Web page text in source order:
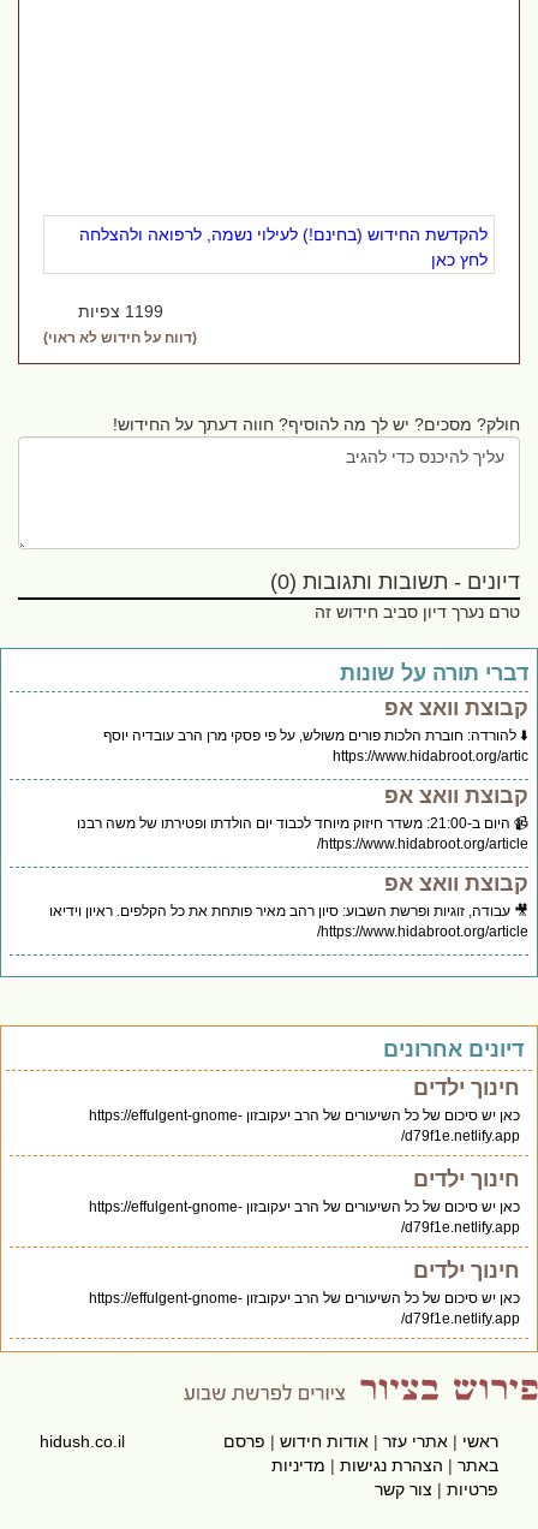
להקדשת החידוש (בחינם!) לעילוי נשמה, לרפואה ולהצלחה
לחץ כאן
1199 צפיות
(דווח על חידוש לא ראוי)
חולק? מסכים? יש לך מה להוסיף? חווה דעתך על החידוש!
דיונים - תשובות ותגובות (0)
טרם נערך דיון סביב חידוש זה
תורה על שונות
וואצ אפ
להורדה: חוברת הלכות פורים משולש, על פי פסקי מרן הרב עובדיה יוסף
https://www.hidabroot.org/
וואצ אפ
📹 היום ב-21:00: משדר חיזוק מיוחד לכבוד יום הולדתו ופטירתו של משה רבנו
https://www.hidabroot.org/
וואצ אפ
עבודה, זוגיות ופרשת השבוע: סיון רהב מאיר פותחת את כל הקלפים. ראיון וידיאו
https://www.hidabroot.org/
אחרונים
חינוך ילדים
כאן יש סיכום של כל השיעורים של הרב יעקובזון https://effulgent-gnome-
d79f1e.netlify.app/
חינוך ילדים
כאן יש סיכום של כל השיעורים של הרב יעקובזון https://effulgent-gnome-
d79f1e.netlify.app/
חינוך ילדים
כאן יש סיכום של כל השיעורים של הרב יעקובזון https://effulgent-gnome-
d79f1e.netlify.app/
ראשי|אתרי עזר|אודות חידוש|פרסם
באתר|הצהרת נגישות|מדיניות
פרטיות|צור קשר
hidush.co.il